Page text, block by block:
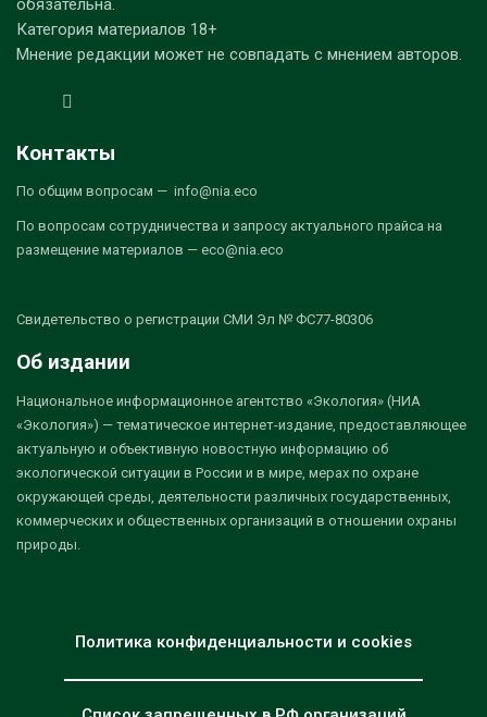
обязательна.
Категория материалов 18+
Мнение редакции может не совпадать с мнением авторов.
Контакты
По общим вопросам — info@nia.eco
По вопросам сотрудничества и запросу актуального прайса на
размещение материалов — eco@nia.eco
Свидетельство о регистрации СМИ Эл № ФС77-80306
Об издании
Национальное информационное агентство «Экология» (НИА
«Экология») — тематическое интернет-издание, предоставляющее
актуальную и объективную новостную информацию об
экологической ситуации в России и в мире, мерах по охране
окружающей среды, деятельности различных государственных,
коммерческих и общественных организаций в отношении охраны
природы.
Политика конфиденциальности и cookies